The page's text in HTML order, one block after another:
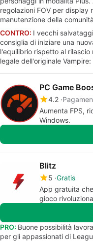
regolazioni FOV per display
manutenzione della
CONTRO: I vecchi
consiglia di iniziare una
l'equilibrio rispetto al
legale dell'originale
PC Game
4.2
Aumenta FPS,
Windows.
Blitz
5 Gratis
App gratuita
gioco
PRO: Buone possibilità
per gli appassionati di